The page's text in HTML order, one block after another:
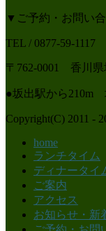
▼ご予約・お問い
TEL / 0877-59-1117
〒762-0001 香川県
●坂出駅から210m
Copyright(C) 2011 -
home
ランチタイム
ディナータイ
ご案内
アクセス
お知らせ・新